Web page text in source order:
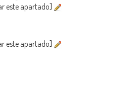
este apartado]
este apartado]